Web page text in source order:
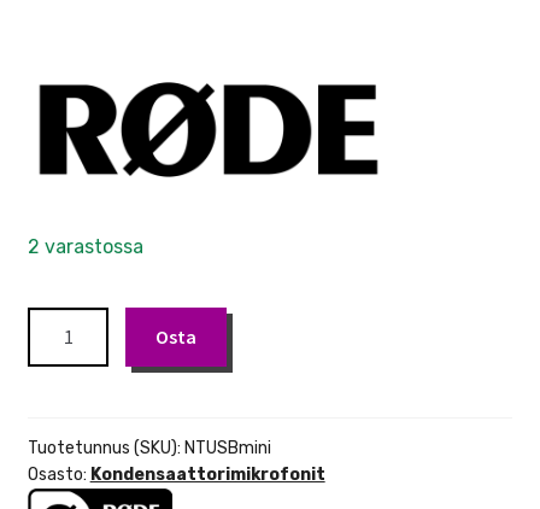
2 varastossa
määrä
Osta
Tuotetunnus (SKU): NTUSBmini
Osasto: Kondensaattorimikrofonit